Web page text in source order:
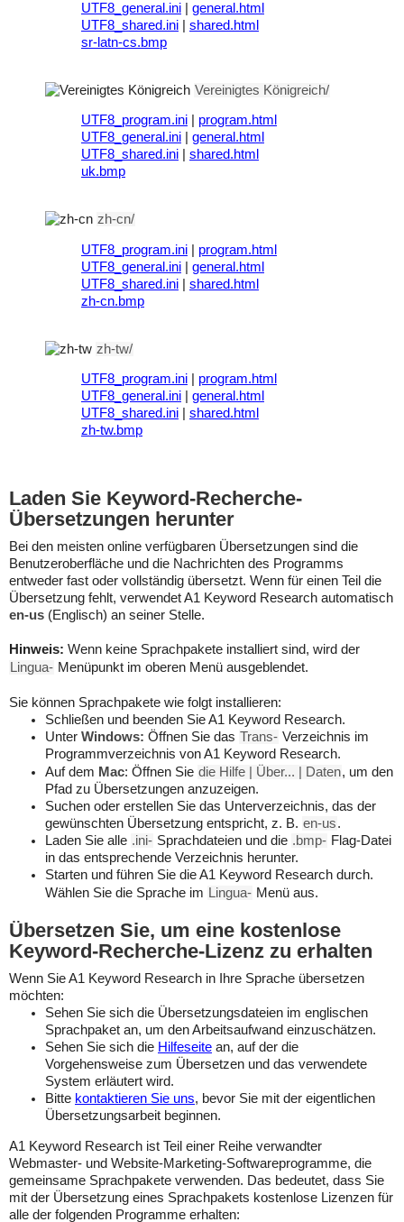
UTF8_general.ini
general.html
UTF8_shared.ini
shared.html
sr-latn-cs.bmp
Vereinigtes Königreich/
UTF8_program.ini
program.html
UTF8_general.ini
general.html
UTF8_shared.ini
shared.html
uk.bmp
zh-cn/
UTF8_program.ini
program.html
UTF8_general.ini
general.html
UTF8_shared.ini
shared.html
zh-cn.bmp
zh-tw/
UTF8_program.ini
program.html
UTF8_general.ini
general.html
UTF8_shared.ini
shared.html
zh-tw.bmp
Laden Sie Keyword-Recherche-
Übersetzungen herunter
Bei den meisten online verfügbaren Übersetzungen sind die
Benutzeroberfläche und die Nachrichten des Programms
entweder fast oder vollständig übersetzt. Wenn für einen Teil die
Übersetzung fehlt, verwendet A1 Keyword Research automatisch
en-us (Englisch) an seiner Stelle.
Hinweis: Wenn keine Sprachpakete installiert sind, wird der
Lingua- Menüpunkt im oberen Menü ausgeblendet.
Sie können Sprachpakete wie folgt installieren:
Schließen und beenden Sie A1 Keyword Research.
Unter Windows: Öffnen Sie das Trans- Verzeichnis im
Programmverzeichnis von A1 Keyword Research.
Auf dem Mac: Öffnen Sie die Hilfe | Über... | Daten, um den
Pfad zu Übersetzungen anzuzeigen.
Suchen oder erstellen Sie das Unterverzeichnis, das der
gewünschten Übersetzung entspricht, z. B. en-us.
Laden Sie alle .ini- Sprachdateien und die .bmp- Flag-Datei
in das entsprechende Verzeichnis herunter.
Starten und führen Sie die A1 Keyword Research durch.
Wählen Sie die Sprache im
Lingua- Menü aus.
Übersetzen Sie, um eine kostenlose
Keyword-Recherche-Lizenz zu erhalten
Wenn Sie A1 Keyword Research in Ihre Sprache übersetzen
möchten:
Sehen Sie sich die Übersetzungsdateien im englischen
Sprachpaket an, um den Arbeitsaufwand einzuschätzen.
Sehen Sie sich die Hilfeseite an, auf der die
Vorgehensweise zum Übersetzen und das verwendete
System erläutert wird.
Bitte kontaktieren Sie uns, bevor Sie mit der eigentlichen
Übersetzungsarbeit beginnen.
A1 Keyword Research ist Teil einer Reihe verwandter
Webmaster- und Website-Marketing-Softwareprogramme, die
gemeinsame Sprachpakete verwenden. Das bedeutet, dass Sie
mit der Übersetzung eines Sprachpakets kostenlose Lizenzen für
alle der folgenden Programme erhalten: